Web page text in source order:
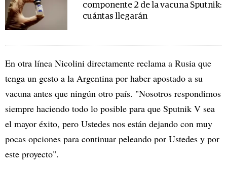
componente 2 de la vacuna Sputnik:
cuántas llegarán
En otra línea Nicolini directamente reclama a Rusia que
tenga un gesto a la Argentina por haber apostado a su
vacuna antes que ningún otro país. "Nosotros respondimos
siempre haciendo todo lo posible para que Sputnik V sea
el mayor éxito, pero Ustedes nos están dejando con muy
pocas opciones para continuar peleando por Ustedes y por
este proyecto".